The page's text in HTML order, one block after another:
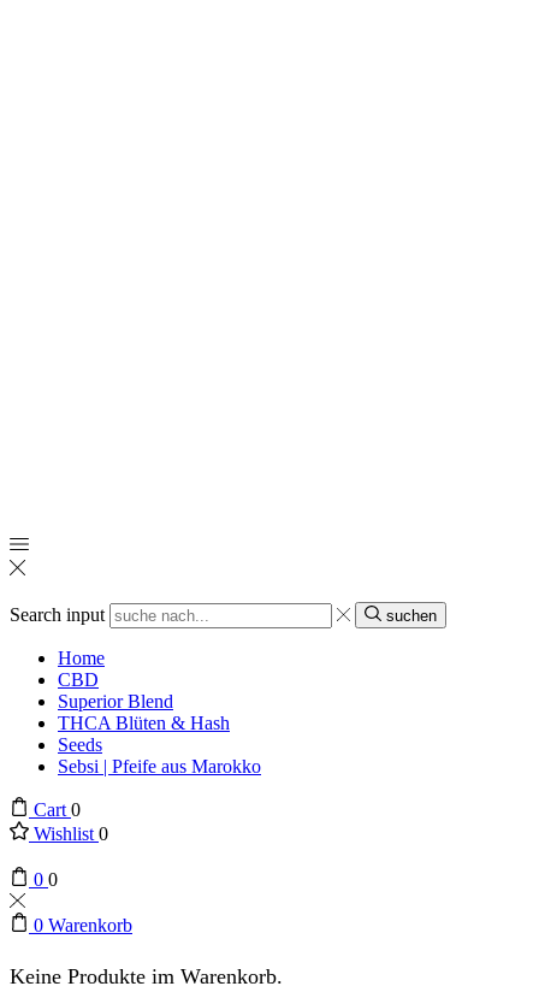
Search input suchen
Home
CBD
Superior Blend
THCA Blüten & Hash
Seeds
Sebsi | Pfeife aus Marokko
Cart 0
Wishlist 0
0 0
0 Warenkorb
Keine Produkte im Warenkorb.